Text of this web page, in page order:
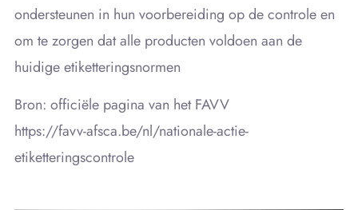
ondersteunen in hun voorbereiding op de controle en
om te zorgen dat alle producten voldoen aan de
huidige etiketteringsnormen
Bron: officiële pagina van het FAVV
https://favv-afsca.be/nl/nationale-actie-
etiketteringscontrole